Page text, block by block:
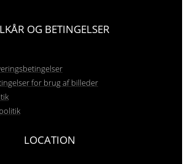
OG BETINGELSER
for brug af billeder
LOCATION